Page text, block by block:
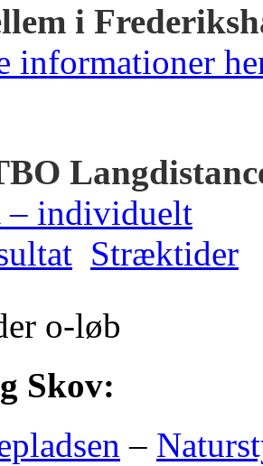
i
informationer
– individuelt
Stræktider
o-løb
Skov:
–